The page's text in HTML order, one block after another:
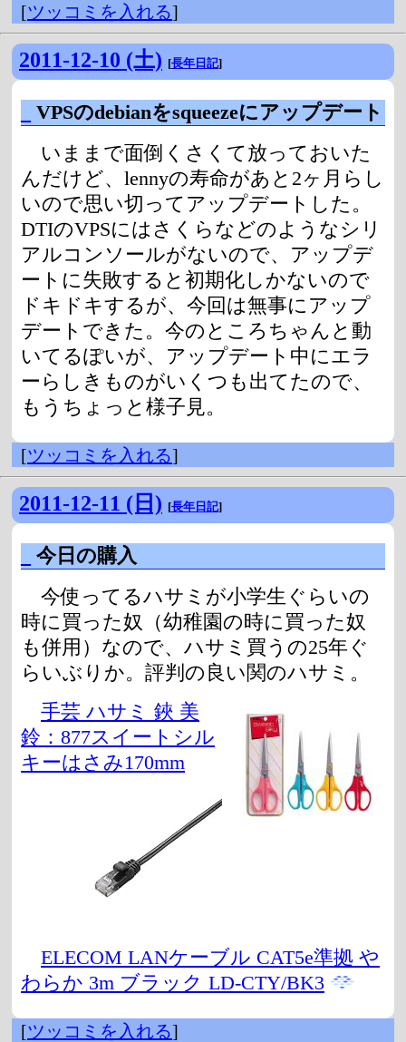
[ツッコミを入れる]
2011-12-10 (土) [長年日記]
VPSのdebianをsqueezeにアップデート
いままで面倒くさくて放っておいた
んだけど、lennyの寿命があと2ヶ月らし
いので思い切ってアップデートした。
DTIのVPSにはさくらなどのようなシリ
アルコンソールがないので、アップデ
ートに失敗すると初期化しかないので
ドキドキするが、今回は無事にアップ
デートできた。今のところちゃんと動
いてるぽいが、アップデート中にエラ
ーらしきものがいくつも出てたので、
もうちょっと様子見。
[ツッコミを入れる]
2011-12-11 (日) [長年日記]
今日の購入
今使ってるハサミが小学生ぐらいの
時に買った奴（幼稚園の時に買った奴
も併用）なので、ハサミ買うの25年ぐ
らいぶりか。評判の良い関のハサミ。
手芸 ハサミ 鋏 美
鈴：877スイートシル
キーはさみ170mm
ELECOM LANケーブル CAT5e準拠 や
わらか 3m ブラック LD-CTY/BK3
[ツッコミを入れる]